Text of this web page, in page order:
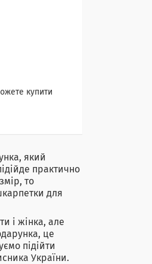
купити
який
практично
то
для
і жінка, але
це
підійти
України.